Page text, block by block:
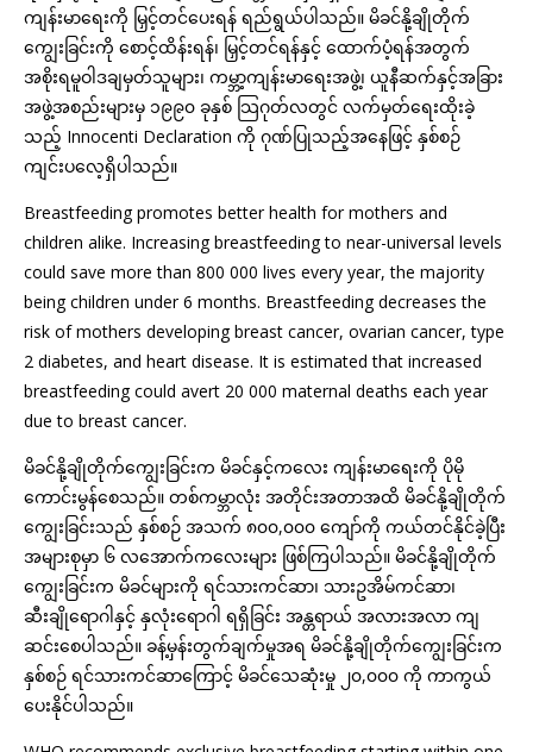
ကျန်းမာရေးကို မြှင့်တင်ပေးရန် ရည်ရွယ်ပါသည်။ မိခင်နို့ချိုတိုက်
ကျွေးခြင်းကို စောင့်ထိန်းရန်၊ မြှင့်တင်ရန်နှင့် ထောက်ပံ့ရန်အတွက်
အစိုးရမူဝါဒချမှတ်သူများ၊ ကမ္ဘာ့ကျန်းမာရေးအဖွဲ့၊ ယူနီဆက်နှင့်အခြား
အဖွဲ့အစည်းများမှ ၁၉၉၀ ခုနှစ် သြဂုတ်လတွင် လက်မှတ်ရေးထိုးခဲ့
သည့် Innocenti Declaration ကို ဂုဏ်ပြုသည့်အနေဖြင့် နှစ်စဉ်
ကျင်းပလေ့ရှိပါသည်။
Breastfeeding promotes better health for mothers and
children alike. Increasing breastfeeding to near-universal levels
could save more than 800 000 lives every year, the majority
being children under 6 months. Breastfeeding decreases the
risk of mothers developing breast cancer, ovarian cancer, type
2 diabetes, and heart disease. It is estimated that increased
breastfeeding could avert 20 000 maternal deaths each year
due to breast cancer.
မိခင်နို့ချိုတိုက်ကျွေးခြင်းက မိခင်နှင့်ကလေး ကျန်းမာရေးကို ပိုမို
ကောင်းမွန်စေသည်။ တစ်ကမ္ဘာလုံး အတိုင်းအတာအထိ မိခင်နို့ချိုတိုက်
ကျွေးခြင်းသည် နှစ်စဉ် အသက် ၈၀၀,၀၀၀ ကျော်ကို ကယ်တင်နိုင်ခဲ့ပြီး
အများစုမှာ ၆ လအောက်ကလေးများ ဖြစ်ကြပါသည်။ မိခင်နို့ချိုတိုက်
ကျွေးခြင်းက မိခင်များကို ရင်သားကင်ဆာ၊ သားဥအိမ်ကင်ဆာ၊
ဆီးချိုရောဂါနှင့် နှလုံးရောဂါ ရရှိခြင်း အန္တရာယ် အလားအလာ ကျ
ဆင်းစေပါသည်။ ခန့်မှန်းတွက်ချက်မှုအရ မိခင်နို့ချိုတိုက်ကျွေးခြင်းက
နှစ်စဉ် ရင်သားကင်ဆာကြောင့် မိခင်သေဆုံးမှု ၂၀,၀၀၀ ကို ကာကွယ်
ပေးနိုင်ပါသည်။